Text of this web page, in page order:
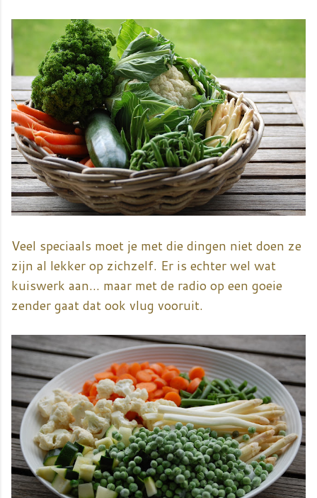
Veel speciaals moet je met die dingen niet doen ze
zijn al lekker op zichzelf. Er is echter wel wat
kuiswerk aan... maar met de radio op een goeie
zender gaat dat ook vlug vooruit.